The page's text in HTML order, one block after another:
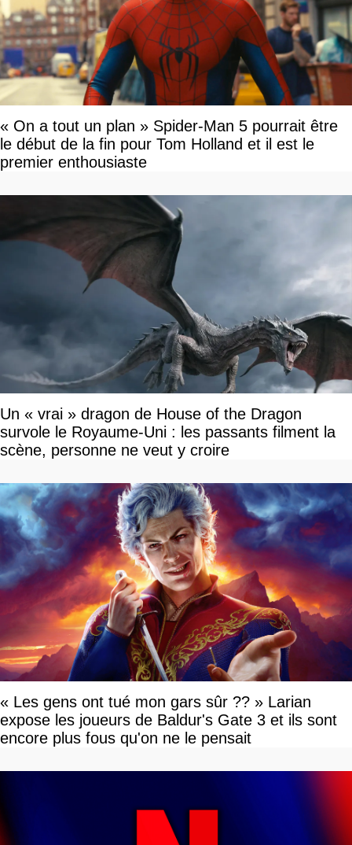
« On a tout un plan » Spider-Man 5 pourrait être
le début de la fin pour Tom Holland et il est le
premier enthousiaste
Un « vrai » dragon de House of the Dragon
survole le Royaume-Uni : les passants filment la
scène, personne ne veut y croire
« Les gens ont tué mon gars sûr ?? » Larian
expose les joueurs de Baldur's Gate 3 et ils sont
encore plus fous qu'on ne le pensait